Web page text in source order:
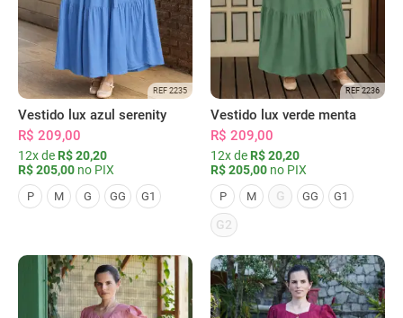
REF 2235
Vestido lux azul serenity
R$ 209,00
12x de R$ 20,20
R$ 205,00 no PIX
P M G GG G1
REF 2236
Vestido lux verde menta
R$ 209,00
12x de R$ 20,20
R$ 205,00 no PIX
P M G GG G1
G2